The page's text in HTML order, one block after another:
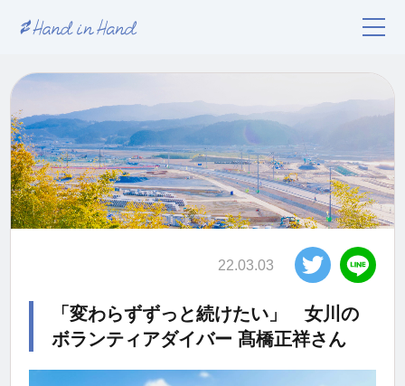
22.03.03
「変わらずずっと続けたい」 女川の
ボランティアダイバー 髙橋正祥さん